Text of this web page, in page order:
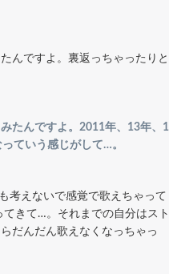
んですよ。裏返っちゃったりと
たんですよ。2011年、13年、1
ていう感じがして…。
考えないで感覚で歌えちゃって
きて…。それまでの自分はスト
だんだん歌えなくなっちゃっ